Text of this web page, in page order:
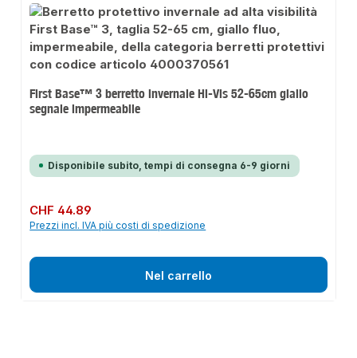
First Base™ 3 berretto invernale Hi-Vis 52-65cm giallo
segnale impermeabile
Disponibile subito, tempi di consegna 6-9 giorni
Prezzo normale:
CHF 44.89
Prezzi incl. IVA più costi di spedizione
Nel carrello